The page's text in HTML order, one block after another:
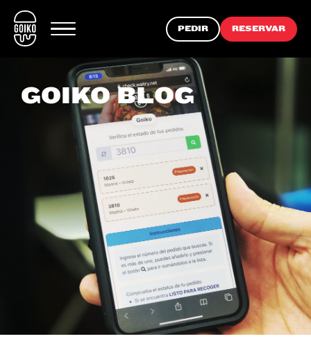
PEDIR RESERVAR
GOIKO BLOG